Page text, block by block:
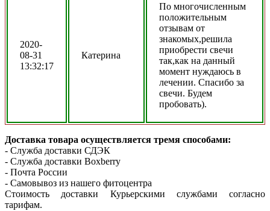
2020-
08-31
13:32:17
Катерина
По многочисленным
положительным
отзывам от
знакомых,решила
приобрести свечи
так,как на данный
момент нуждаюсь в
лечении. Спасибо за
свечи. Будем
пробовать).
Доставка товара осуществляется тремя способами:
- Служба доставки СДЭК
- Служба доставки Boxberry
- Почта России
- Самовывоз из нашего фитоцентра
Стоимость доставки Курьерскими службами согласно
тарифам.